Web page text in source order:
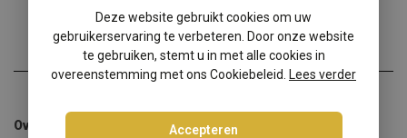
Overige categorieën in Schroefsets
Deze website gebruikt cookies om uw
gebruikerservaring te verbeteren. Door onze website
te gebruiken, stemt u in met alle cookies in
overeenstemming met ons Cookiebeleid.
Lees verder
Accepteren